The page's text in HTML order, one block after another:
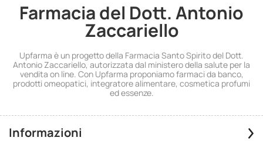
Farmacia del Dott. Antonio
Zaccariello
Upfarma è un progetto della Farmacia Santo Spirito del Dott.
Antonio Zaccariello, autorizzata dal ministero della salute per la
vendita on line. Con Upfarma proponiamo farmaci da banco,
prodotti omeopatici, integratore alimentare, cosmetica profumi
ed essenze.
Informazioni